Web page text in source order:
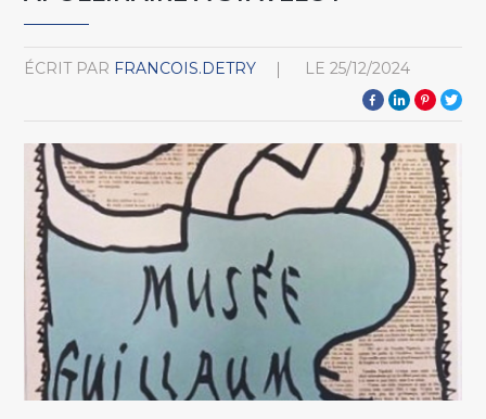
ÉCRIT PAR FRANCOIS.DETRY LE 25/12/2024